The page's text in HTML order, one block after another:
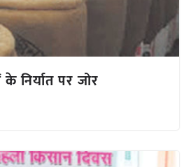
निर्यात पर जोर